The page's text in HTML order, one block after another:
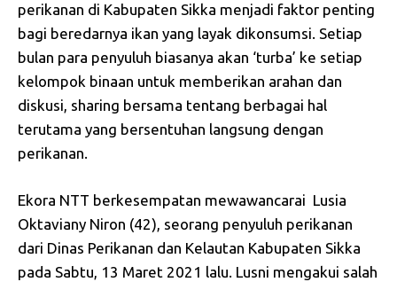
perikanan di Kabupaten Sikka menjadi faktor penting
bagi beredarnya ikan yang layak dikonsumsi. Setiap
bulan para penyuluh biasanya akan ‘turba’ ke setiap
kelompok binaan untuk memberikan arahan dan
diskusi, sharing bersama tentang berbagai hal
terutama yang bersentuhan langsung dengan
perikanan.
Ekora NTT berkesempatan mewawancarai Lusia
Oktaviany Niron (42), seorang penyuluh perikanan
dari Dinas Perikanan dan Kelautan Kabupaten Sikka
pada Sabtu, 13 Maret 2021 lalu. Lusni mengakui salah